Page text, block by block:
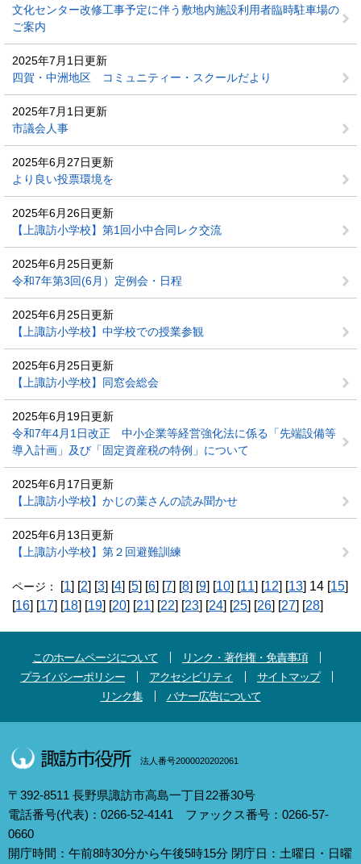
文化センター改修工事予定に伴う敷地内施設利用者臨時駐車場の
ご案内
2025年7月1日更新
四賀・中洲地区 コミュニティー・スクールだより
2025年7月1日更新
市議会人事
2025年6月27日更新
より良い投票環境を
2025年6月26日更新
【上諏訪小学校】第1回小中合同レク交流
2025年6月25日更新
令和7年第3回(6月）定例会・日程
2025年6月25日更新
【上諏訪小学校】中学校での授業参観
2025年6月25日更新
【上諏訪小学校】同窓会総会
2025年6月19日更新
令和7年4月1日改正 中小企業等経営強化法に係る「先端設備等
導入計画」及び「固定資産税の特例」について
2025年6月17日更新
【上諏訪小学校】かじの葉さんの読み聞かせ
2025年6月13日更新
【上諏訪小学校】第２回避難訓練
ページ： [1] [2] [3] [4] [5] [6] [7] [8] [9] [10] [11] [12] [13] 14 [15]
[16] [17] [18] [19] [20] [21] [22] [23] [24] [25] [26] [27] [28]
このホームページについて
リンク・著作権・免責事項
プライバシーポリシー
アクセシビリティ
サイトマップ
リンク集
バナー広告について
法人番号2000020202061
〒392-8511 長野県諏訪市高島一丁目22番30号
電話番号(代表)：0266-52-4141 ファックス番号：0266-57-
0660
開庁時間：午前8時30分から午後5時15分 閉庁日：土曜日・日曜